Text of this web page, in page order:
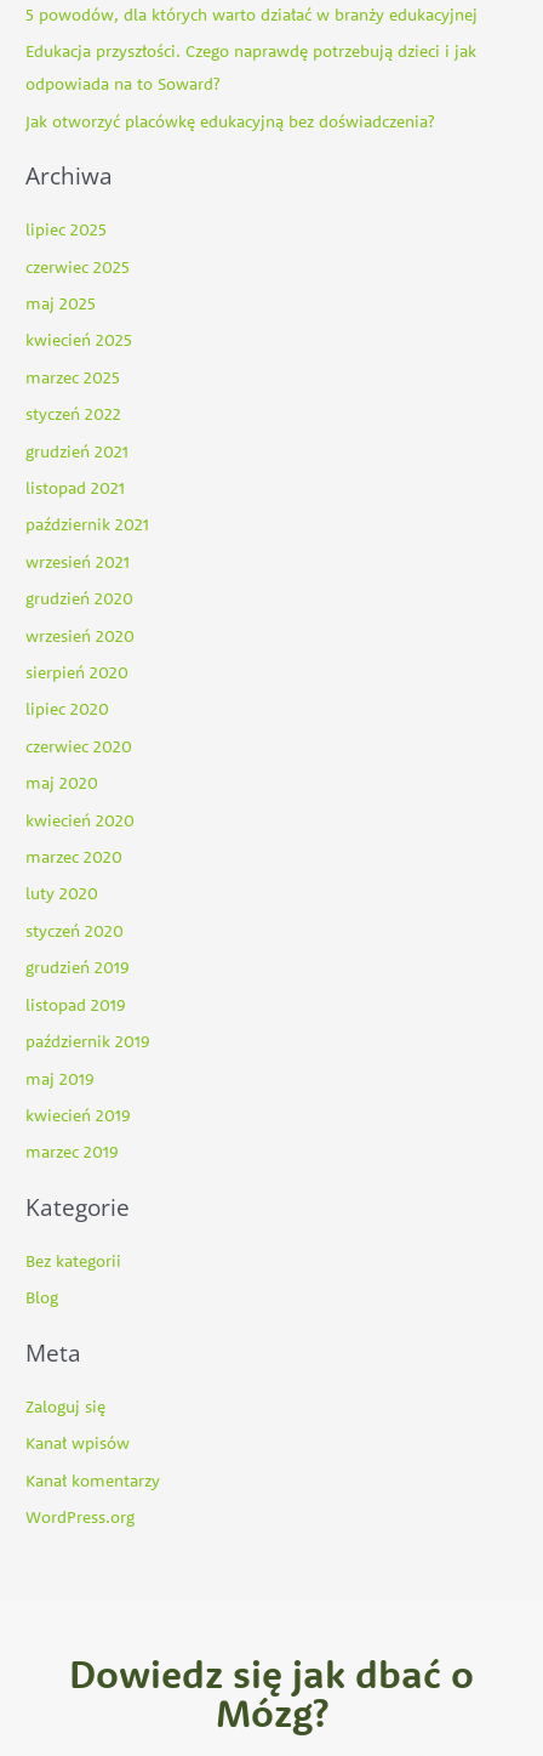
a
:
5 powodów, dla których warto działać w branży edukacyjnej
Edukacja przyszłości. Czego naprawdę potrzebują dzieci i jak
odpowiada na to Soward?
Jak otworzyć placówkę edukacyjną bez doświadczenia?
Archiwa
lipiec 2025
czerwiec 2025
maj 2025
kwiecień 2025
marzec 2025
styczeń 2022
grudzień 2021
listopad 2021
październik 2021
wrzesień 2021
grudzień 2020
wrzesień 2020
sierpień 2020
lipiec 2020
czerwiec 2020
maj 2020
kwiecień 2020
marzec 2020
luty 2020
styczeń 2020
grudzień 2019
listopad 2019
październik 2019
maj 2019
kwiecień 2019
marzec 2019
Kategorie
Bez kategorii
Blog
Meta
Zaloguj się
Kanał wpisów
Kanał komentarzy
WordPress.org
Dowiedz się jak dbać o
Mózg?